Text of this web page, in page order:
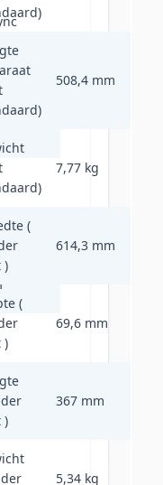
508,4 mm
7,77 kg
(
)
614,3 mm
(
)
69,6 mm
)
367 mm
5,34 kg